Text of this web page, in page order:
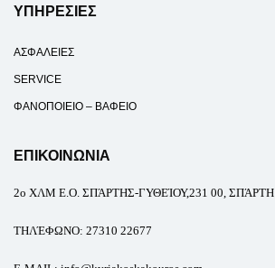
ΥΠΗΡΕΣΙΕΣ
ΑΣΦΑΛΕΙΕΣ
SERVICE
ΦΑΝΟΠΟΙΕΙΟ – ΒΑΦΕΙΟ
ΕΠΙΚΟΙΝΩΝΙΑ
2ο ΧΛΜ Ε.Ο. ΣΠΆΡΤΗΣ-ΓΥΘΕΊΟΥ,231 00, ΣΠΆΡΤΗ
ΤΗΛΈΦΩΝΟ: 27310 22677